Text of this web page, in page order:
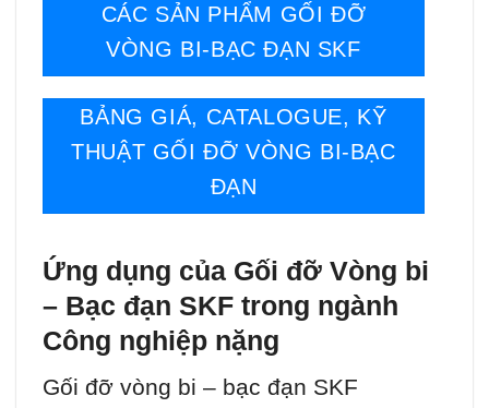
CÁC SẢN PHẨM GỐI ĐỠ
VÒNG BI-BẠC ĐẠN SKF
BẢNG GIÁ, CATALOGUE, KỸ
THUẬT GỐI ĐỠ VÒNG BI-BẠC
ĐẠN
Ứng dụng của Gối đỡ Vòng bi
– Bạc đạn SKF trong ngành
Công nghiệp nặng
Gối đỡ vòng bi – bạc đạn SKF